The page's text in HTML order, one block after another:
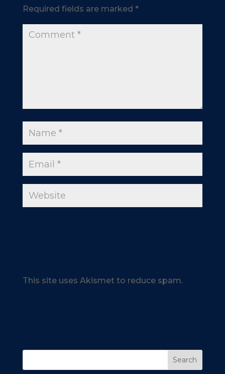
Required fields are marked *
This site uses Akismet to reduce spam.